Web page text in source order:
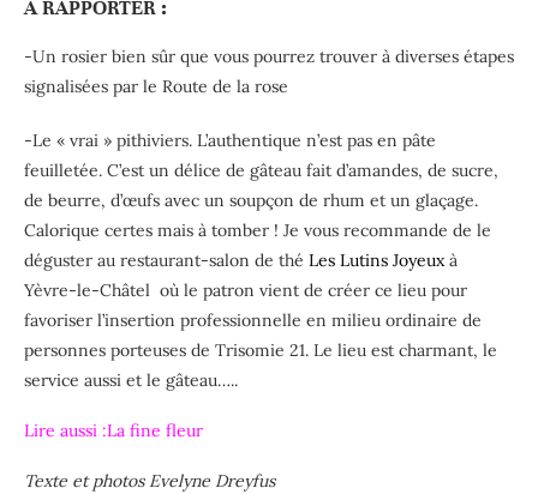
A RAPPORTER :
-Un rosier bien sûr que vous pourrez trouver à diverses étapes
signalisées par le Route de la rose
-Le « vrai » pithiviers. L’authentique n’est pas en pâte
feuilletée. C’est un délice de gâteau fait d’amandes, de sucre,
de beurre, d’œufs avec un soupçon de rhum et un glaçage.
Calorique certes mais à tomber ! Je vous recommande de le
déguster au restaurant-salon de thé Les Lutins Joyeuxà
Yèvre-le-Châtel où le patron vient de créer ce lieu pour
favoriser l’insertion professionnelle en milieu ordinaire de
personnes porteuses de Trisomie 21. Le lieu est charmant, le
service aussi et le gâteau…..
Lire aussi :La fine fleur
Texte et photos Evelyne Dreyfus